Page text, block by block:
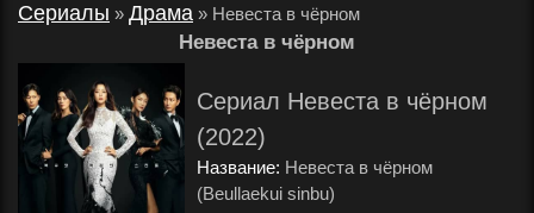
Сериалы » Драма » Невеста в чёрном
Невеста в чёрном
Сериал Невеста в чёрном
(2022)
Название: Невеста в чёрном
(Beullaekui sinbu)